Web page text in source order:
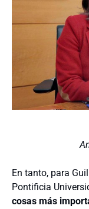
En tanto, para
Pontificia
cosas más